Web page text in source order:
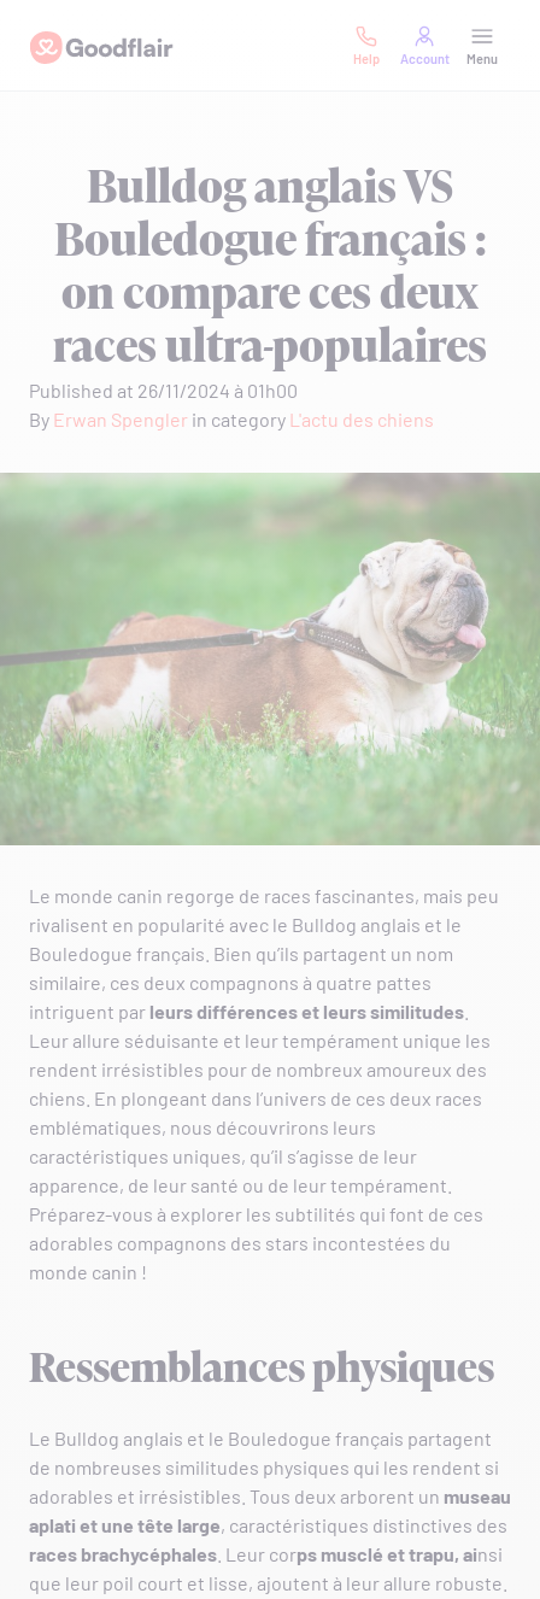
content
Goodflair
Help Account Menu
Bulldog anglais VS
Bouledogue français :
on compare ces deux
races ultra-populaires
Published at 26/11/2024 à 01h00
By Erwan Spengler in category L'actu des chiens
Le monde canin regorge de races fascinantes, mais peu
rivalisent en popularité avec le Bulldog anglais et le
Bouledogue français. Bien qu’ils partagent un nom
similaire, ces deux compagnons à quatre pattes
intriguent par leurs différences et leurs similitudes
Leur allure séduisante et leur tempérament unique les
rendent irrésistibles pour de nombreux amoureux des
chiens. En plongeant dans l’univers de ces deux races
emblématiques, nous découvrirons leurs
caractéristiques uniques, qu’il s’agisse de leur
apparence, de leur santé ou de leur tempérament.
Préparez-vous à explorer les subtilités qui font de ces
adorables compagnons des stars incontestées du
monde canin !
Ressemblances physiques
Le Bulldog anglais et le Bouledogue français partagent
de nombreuses similitudes physiques qui les rendent si
adorables et irrésistibles. Tous deux arborent un museau
aplati et une tête large, caractéristiques distinctives des
races brachycéphales . Leur corps musclé et trapu, ainsi
que leur poil court et lisse, ajoutent à leur allure robuste.